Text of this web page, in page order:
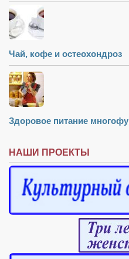
Чай, кофе и остеохондроз
Здоровое питание
НАШИ ПРОЕКТЫ